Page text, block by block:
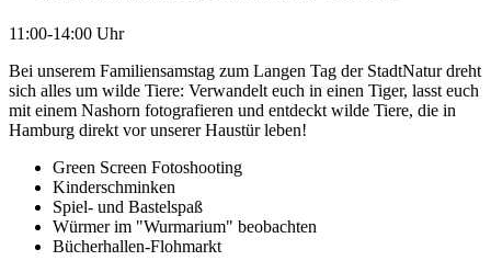
11:00-14:00 Uhr
Bei unserem Familiensamstag zum Langen Tag der StadtNatur dreht
sich alles um wilde Tiere: Verwandelt euch in einen Tiger, lasst euch
mit einem Nashorn fotografieren und entdeckt wilde Tiere, die in
Hamburg direkt vor unserer Haustür leben!
Green Screen Fotoshooting
Kinderschminken
Spiel- und Bastelspaß
Würmer im "Wurmarium" beobachten
Bücherhallen-Flohmarkt